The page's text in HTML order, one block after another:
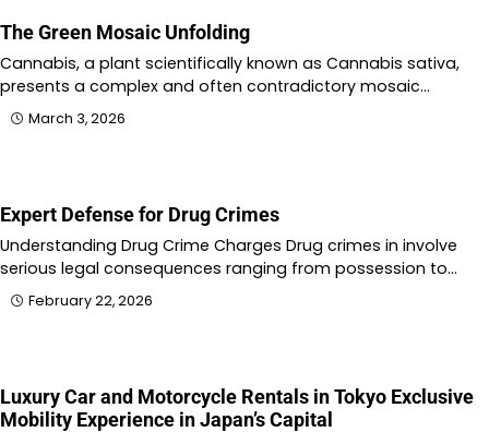
The Green Mosaic Unfolding
Cannabis, a plant scientifically known as Cannabis sativa,
presents a complex and often contradictory mosaic…
March 3, 2026
Expert Defense for Drug Crimes
Understanding Drug Crime Charges Drug crimes in involve
serious legal consequences ranging from possession to…
February 22, 2026
Luxury Car and Motorcycle Rentals in Tokyo Exclusive
Mobility Experience in Japan’s Capital